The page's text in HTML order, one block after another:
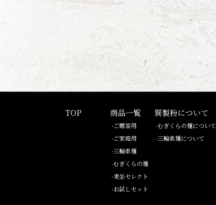
TOP 商品一覧
-ご贈答用
-ご家庭用
-三輪素麺
-むぎくらの麺
-麦坐セレクト
-お試しセット
巽製粉について
-むぎくらの麺について
-三輪素麺について